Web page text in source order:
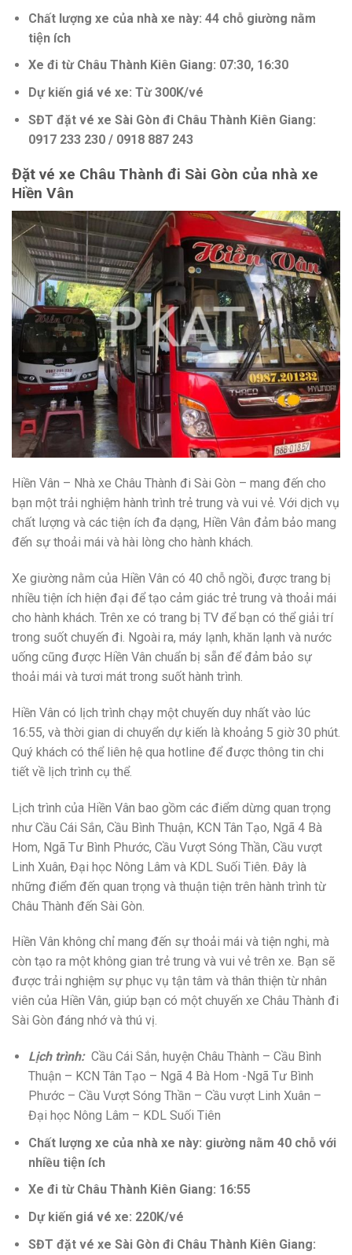
Chất lượng xe của nhà xe này: 44 chỗ giường nằm
tiện ích
Xe đi từ Châu Thành Kiên Giang: 07:30, 16:30
Dự kiến giá vé xe: Từ 300K/vé
SĐT đặt vé xe Sài Gòn đi Châu Thành Kiên Giang:
0917 233 230 / 0918 887 243
Đặt vé xe Châu Thành đi Sài Gòn của nhà xe
Hiền Vân
Hiền Vân – Nhà xe Châu Thành đi Sài Gòn – mang đến cho
bạn một trải nghiệm hành trình trẻ trung và vui vẻ. Với dịch vụ
chất lượng và các tiện ích đa dạng, Hiền Vân đảm bảo mang
đến sự thoải mái và hài lòng cho hành khách.
Xe giường nằm của Hiền Vân có 40 chỗ ngồi, được trang bị
nhiều tiện ích hiện đại để tạo cảm giác trẻ trung và thoải mái
cho hành khách. Trên xe có trang bị TV để bạn có thể giải trí
trong suốt chuyến đi. Ngoài ra, máy lạnh, khăn lạnh và nước
uống cũng được Hiền Vân chuẩn bị sẵn để đảm bảo sự
thoải mái và tươi mát trong suốt hành trình.
Hiền Vân có lịch trình chạy một chuyến duy nhất vào lúc
16:55, và thời gian di chuyển dự kiến là khoảng 5 giờ 30 phút.
Quý khách có thể liên hệ qua hotline để được thông tin chi
tiết về lịch trình cụ thể.
Lịch trình của Hiền Vân bao gồm các điểm dừng quan trọng
như Cầu Cái Sắn, Cầu Bình Thuận, KCN Tân Tạo, Ngã 4 Bà
Hom, Ngã Tư Bình Phước, Cầu Vượt Sóng Thần, Cầu vượt
Linh Xuân, Đại học Nông Lâm và KDL Suối Tiên. Đây là
những điểm đến quan trọng và thuận tiện trên hành trình từ
Châu Thành đến Sài Gòn.
Hiền Vân không chỉ mang đến sự thoải mái và tiện nghi, mà
còn tạo ra một không gian trẻ trung và vui vẻ trên xe. Bạn sẽ
được trải nghiệm sự phục vụ tận tâm và thân thiện từ nhân
viên của Hiền Vân, giúp bạn có một chuyến xe Châu Thành đi
Sài Gòn đáng nhớ và thú vị.
Lịch trình: Cầu Cái Sắn, huyện Châu Thành – Cầu Bình
Thuận – KCN Tân Tạo – Ngã 4 Bà Hom -Ngã Tư Bình
Phước – Cầu Vượt Sóng Thần – Cầu vượt Linh Xuân –
Đại học Nông Lâm – KDL Suối Tiên
Chất lượng xe của nhà xe này: giường nằm 40 chỗ với
nhiều tiện ích
Xe đi từ Châu Thành Kiên Giang: 16:55
Dự kiến giá vé xe: 220K/vé
SĐT đặt vé xe Sài Gòn đi Châu Thành Kiên Giang: